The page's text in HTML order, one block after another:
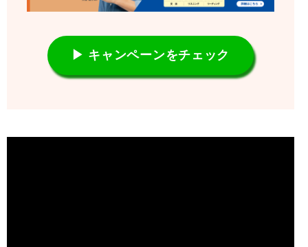
▶ キャンペーンをチェック